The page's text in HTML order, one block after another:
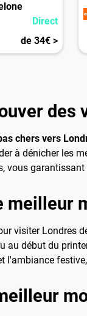
Direct
de 34€ >
des
chers vers
à dénicher les
vous
meilleur
visiter Londres
au début du
l'ambiance